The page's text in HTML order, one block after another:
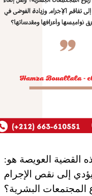
العويصة هو:
إلى نقص الإجرام
البشرية؟